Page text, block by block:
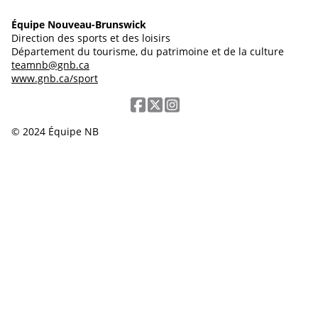
Équipe Nouveau-Brunswick
Direction des sports et des loisirs
Département du tourisme, du patrimoine et de la culture
teamnb@gnb.ca
www.gnb.ca/sport
© 2024 Équipe NB